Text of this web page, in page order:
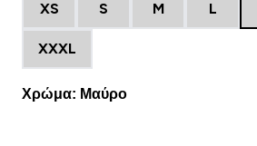
XS S M L
XXXL
Χρώμα: Μαύρο